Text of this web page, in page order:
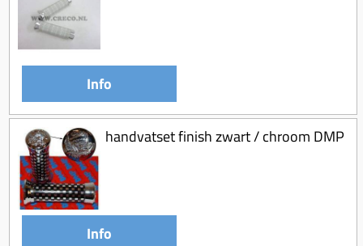
Koppeling compleet
Koppeling trekveer
Ketting / tandwiel
Koeling (delen)
Overbrenging
Info
handvatset finish zwart / chroom DMP
Info